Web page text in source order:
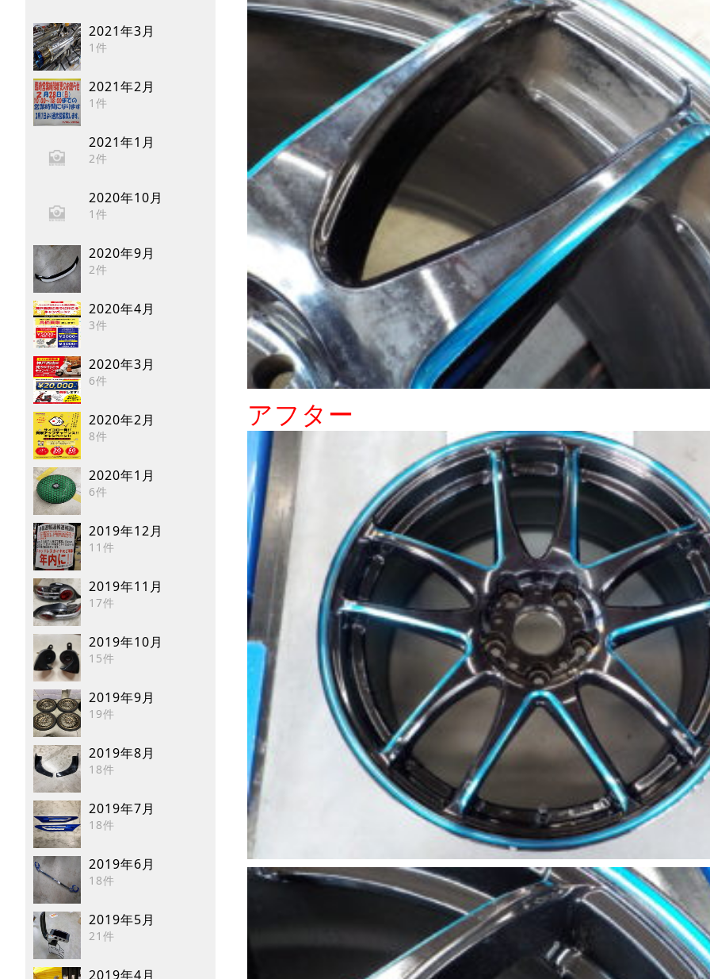
2021年3月
1件
2021年2月
1件
2021年1月
2件
2020年10月
1件
2020年9月
2件
2020年4月
3件
2020年3月
6件
2020年2月
8件
2020年1月
6件
2019年12月
11件
2019年11月
17件
2019年10月
15件
2019年9月
19件
2019年8月
18件
2019年7月
18件
2019年6月
18件
2019年5月
21件
2019年4月
アフター